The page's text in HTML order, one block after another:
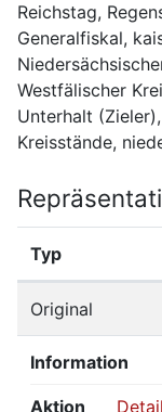
Reichstag,
Generalfiskal,
Westfälischer
Unterhalt
Kreisstände,
Typ
Original
Information
Aktion